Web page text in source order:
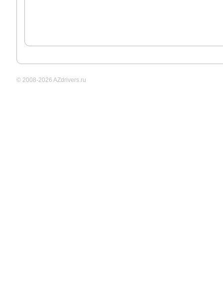
© 2008-2026 AZdrivers.ru